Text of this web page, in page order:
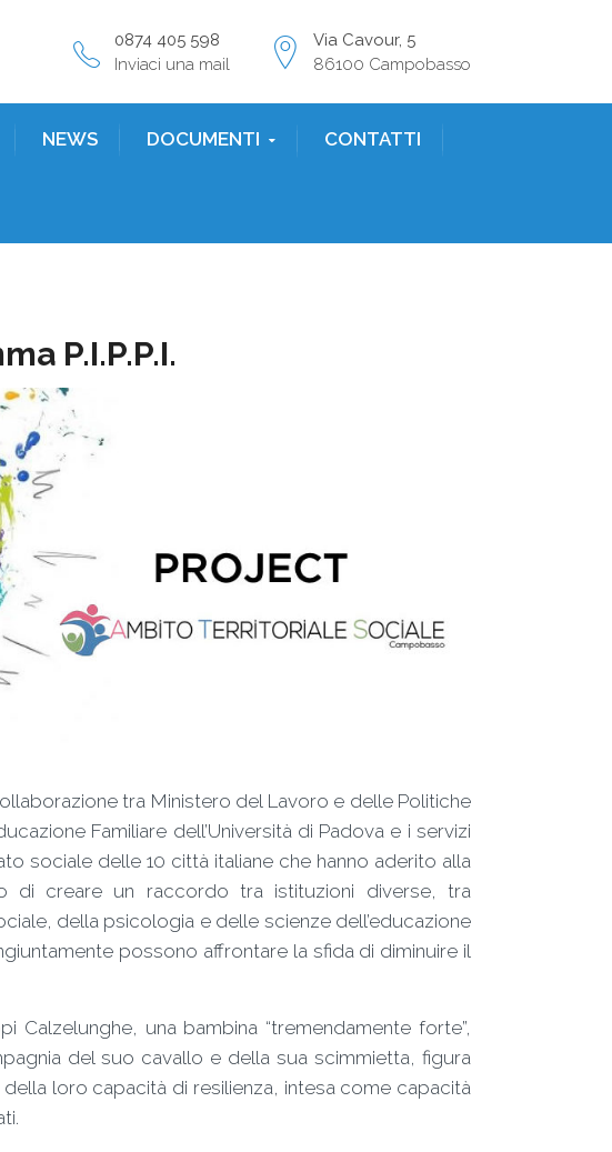
Via Cavour, 5
86100 Campobasso
0874 405 598
Inviaci una mail
NEWS DOCUMENTI CONTATTI
P.I.P.P.I.
tra Ministero del Lavoro e delle Politiche
Familiare dell’Università di Padova e i servizi
sociale delle 10 città italiane che hanno aderito alla
di creare un raccordo tra istituzioni diverse, tra
della psicologia e delle scienze dell’educazione
possono affrontare la sfida di diminuire il
Calzelunghe, una bambina “tremendamente forte”,
del suo cavallo e della sua scimmietta, figura
loro capacità di resilienza, intesa come capacità